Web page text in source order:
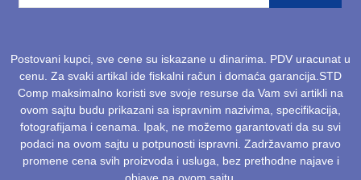
Postovani kupci, sve cene su iskazane u dinarima. PDV uracunat u
cenu. Za svaki artikal ide fiskalni račun i domaća garancija.STD
Comp maksimalno koristi sve svoje resurse da Vam svi artikli na
ovom sajtu budu prikazani sa ispravnim nazivima, specifikacija,
fotografijama i cenama. Ipak, ne možemo garantovati da su svi
podaci na ovom sajtu u potpunosti ispravni. Zadržavamo pravo
promene cena svih proizvoda i usluga, bez prethodne najave i